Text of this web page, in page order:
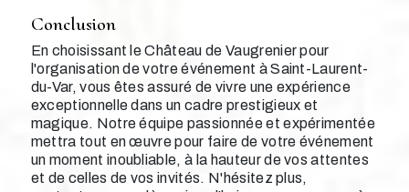
Conclusion
En choisissant le Château de Vaugrenier pour
l'organisation de votre événement à Saint-Laurent-
du-Var, vous êtes assuré de vivre une expérience
exceptionnelle dans un cadre prestigieux et
magique. Notre équipe passionnée et expérimentée
mettra tout en œuvre pour faire de votre événement
un moment inoubliable, à la hauteur de vos attentes
et de celles de vos invités. N'hésitez plus,